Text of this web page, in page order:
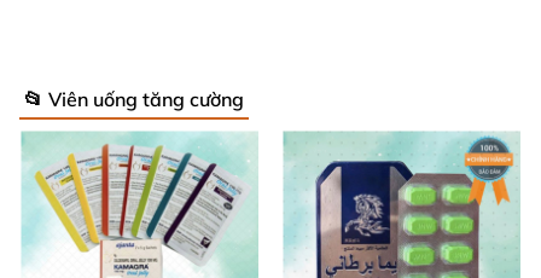
dương Ngựa Thái
Những công dụng tuyệt vời
của sản phẩm không thể
không nhắc tới như:
- Tăng cường sinh lý nam một cách mạnh mẽ, bạn
📂 Viên uống tăng cường